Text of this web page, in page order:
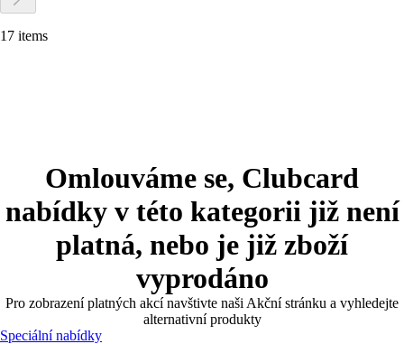
17 items
Omlouváme se, Clubcard
nabídky v této kategorii již není
platná, nebo je již zboží
vyprodáno
Pro zobrazení platných akcí navštivte naši Akční stránku a vyhledejte
alternativní produkty
Speciální nabídky